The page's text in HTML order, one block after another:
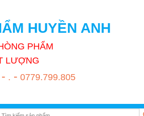
HUYỀN ANH
PHẨM
LƯỢNG
- . - 0779.799.805